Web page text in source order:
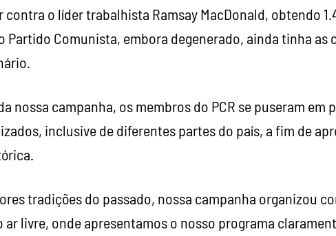
contra o líder trabalhista Ramsay MacDonald, obtendo
Partido Comunista, embora degenerado, ainda tinha as
nossa campanha, os membros do PCR se puseram em
inclusive de diferentes partes do país, a fim de
tradições do passado, nossa campanha organizou
ar livre, onde apresentamos o nosso programa